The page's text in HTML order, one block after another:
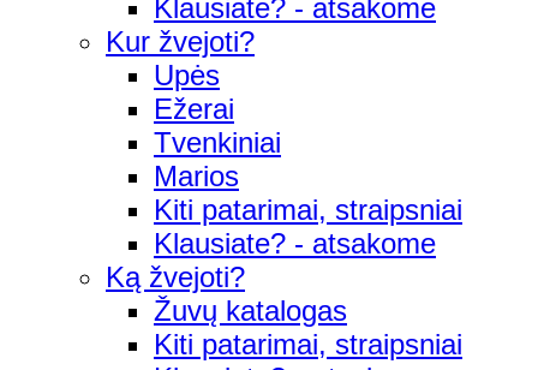
Klausiate? - atsakome
Kur žvejoti?
Upės
Ežerai
Tvenkiniai
Marios
Kiti patarimai, straipsniai
Klausiate? - atsakome
Ką žvejoti?
Žuvų katalogas
Kiti patarimai, straipsniai